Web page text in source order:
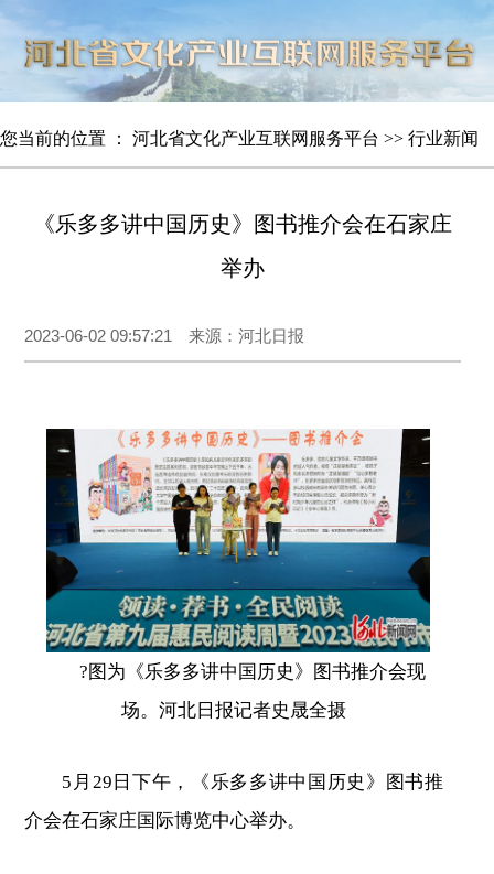
您当前的位置 ： 河北省文化产业互联网服务平台 >> 行业新闻
《乐多多讲中国历史》图书推介会在石家庄
举办
2023-06-02 09:57:21 来源：河北日报
?图为《乐多多讲中国历史》图书推介会现
场。河北日报记者史晟全摄
5月29日下午，《乐多多讲中国历史》图书推
介会在石家庄国际博览中心举办。